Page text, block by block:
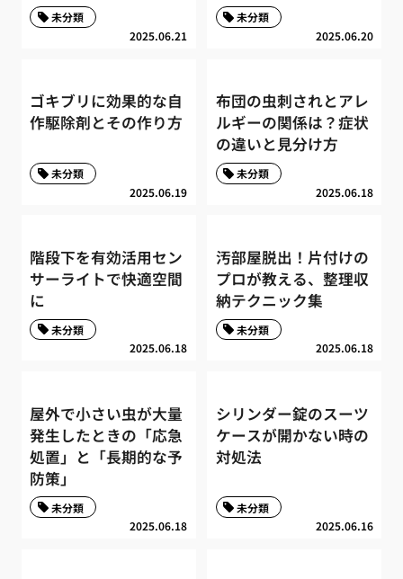
2025.06.21
未分類
2025.06.20
未分類
ゴキブリに効果的な自
作駆除剤とその作り方
2025.06.19
未分類
布団の虫刺されとアレ
ルギーの関係は？症状
の違いと見分け方
2025.06.18
未分類
階段下を有効活用セン
サーライトで快適空間
に
2025.06.18
未分類
汚部屋脱出！片付けの
プロが教える、整理収
納テクニック集
2025.06.18
未分類
屋外で小さい虫が大量
発生したときの「応急
処置」と「長期的な予
防策」
2025.06.18
未分類
シリンダー錠のスーツ
ケースが開かない時の
対処法
2025.06.16
未分類